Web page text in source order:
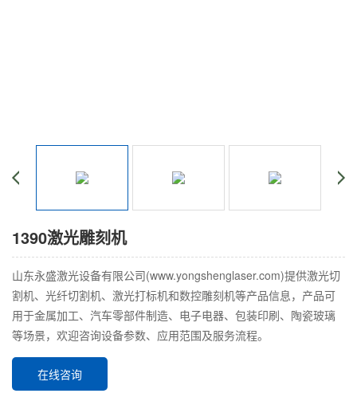
1390激光雕刻机
山东永盛激光设备有限公司(www.yongshenglaser.com)提供激光切
割机、光纤切割机、激光打标机和数控雕刻机等产品信息，产品可
用于金属加工、汽车零部件制造、电子电器、包装印刷、陶瓷玻璃
等场景，欢迎咨询设备参数、应用范围及服务流程。
在线咨询